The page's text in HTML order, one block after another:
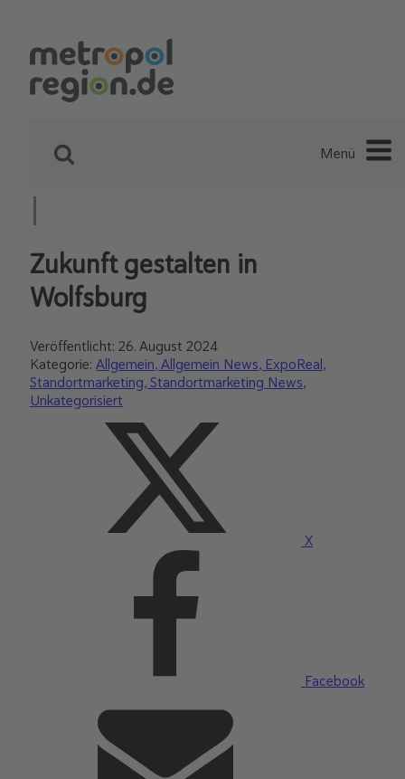
Menü
Zukunft gestalten in
Wolfsburg
Veröffentlicht: 26. August 2024
Kategorie: Allgemein Allgemein News ExpoReal
Standortmarketing Standortmarketing News
Unkategorisiert
X
Facebook